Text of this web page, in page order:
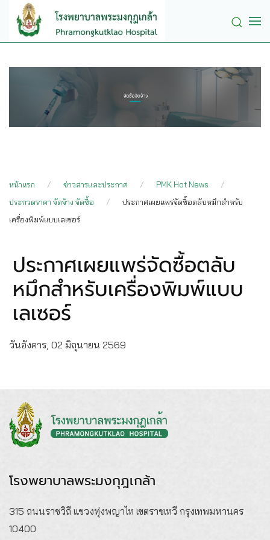
Skip to main content
หน้าแรก ข่าวสารและประกาศ
PMK Hot News
ประกวดราคา จัดจ้าง จัดซื้อ
ประกาศเผยแพร่จัดซื้อตลับหมึกสำหรับ
เครื่องพิมพ์แบบเลเซอร์
ประกาศเผยแพร่จัดซื้อตลับ
หมึกสำหรับเครื่องพิมพ์แบบ
เลเซอร์
วันอังคาร, 02 มิถุนายน 2569
โรงพยาบาลพระมงกุฎเกล้า
315 ถนนราชวิถี แขวงทุ่งพญาไท เขตราชเทวี กรุงเทพมหานคร
10400